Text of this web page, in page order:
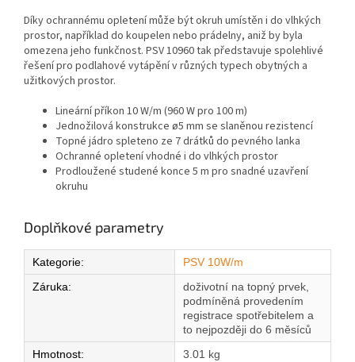
Díky ochrannému opletení může být okruh umístěn i do vlhkých
prostor, například do koupelen nebo prádelny, aniž by byla
omezena jeho funkčnost. PSV 10960 tak představuje spolehlivé
řešení pro podlahové vytápění v různých typech obytných a
užitkových prostor.
Lineární příkon 10 W/m (960 W pro 100 m)
Jednožilová konstrukce ø5 mm se slaněnou rezistencí
Topné jádro spleteno ze 7 drátků do pevného lanka
Ochranné opletení vhodné i do vlhkých prostor
Prodloužené studené konce 5 m pro snadné uzavření
okruhu
Doplňkové parametry
Kategorie:
PSV 10W/m
Záruka:
doživotní na topný prvek,
podmíněná provedením
registrace spotřebitelem a
to nejpozději do 6 měsíců
Hmotnost:
3.01 kg